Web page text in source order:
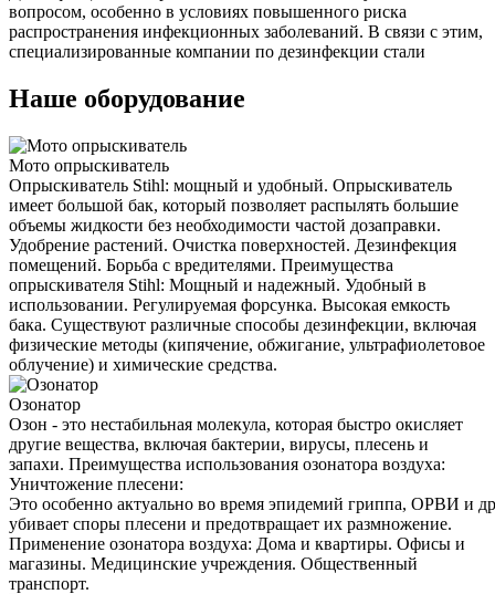
вопросом, особенно в условиях повышенного риска
распространения инфекционных заболеваний. В связи с этим,
специализированные компании по дезинфекции стали
Наше оборудование
Мото опрыскиватель
Опрыскиватель Stihl: мощный и удобный. Опрыскиватель
имеет большой бак, который позволяет распылять большие
объемы жидкости без необходимости частой дозаправки.
Удобрение растений. Очистка поверхностей. Дезинфекция
помещений. Борьба с вредителями. Преимущества
опрыскивателя Stihl: Мощный и надежный. Удобный в
использовании. Регулируемая форсунка. Высокая емкость
бака. Существуют различные способы дезинфекции, включая
физические методы (кипячение, обжигание, ультрафиолетовое
облучение) и химические средства.
Озонатор
Озон - это нестабильная молекула, которая быстро окисляет
другие вещества, включая бактерии, вирусы, плесень и
запахи. Преимущества использования озонатора воздуха:
Уничтожение плесени:
Это особенно актуально во время эпидемий гриппа, ОРВИ и
убивает споры плесени и предотвращает их размножение.
Применение озонатора воздуха: Дома и квартиры. Офисы и
магазины. Медицинские учреждения. Общественный
транспорт.